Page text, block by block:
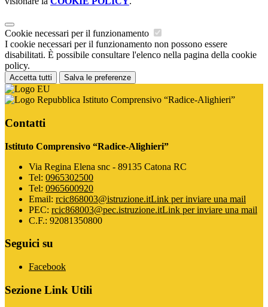
Cookie necessari per il funzionamento
I cookie necessari per il funzionamento non possono essere
disabilitati. È possibile consultare l'elenco nella pagina della cookie
policy.
Accetta tutti Salva le preferenze
Istituto Comprensivo “Radice-Alighieri”
Contatti
Istituto Comprensivo “Radice-Alighieri”
Via Regina Elena snc - 89135 Catona RC
Tel: 0965302500
Tel: 0965600920
Email: rcic868003@istruzione.itLink per inviare una mail
PEC: rcic868003@pec.istruzione.itLink per inviare una mail
C.F.: 92081350800
Seguici su
Facebook
Sezione Link Utili